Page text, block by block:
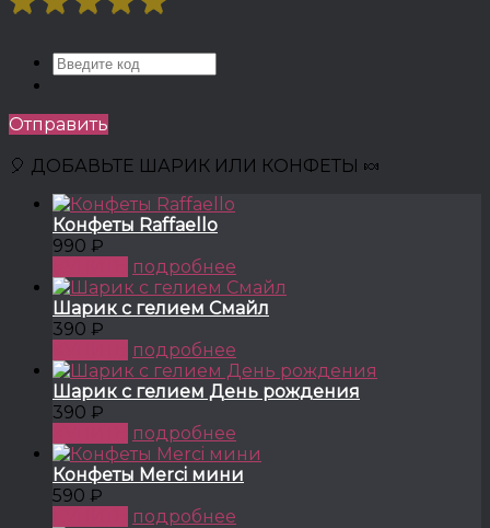
Отправить
🎈 ДОБАВЬТЕ ШАРИК ИЛИ КОНФЕТЫ 🍬
Конфеты Raffaello
990 ₽
подробнее
Шарик с гелием Смайл
390 ₽
подробнее
Шарик с гелием День рождения
390 ₽
подробнее
Конфеты Merci мини
590 ₽
подробнее